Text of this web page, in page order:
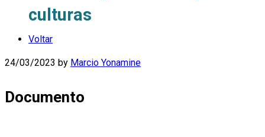
culturas
Voltar
24/03/2023 by Marcio Yonamine
Documento